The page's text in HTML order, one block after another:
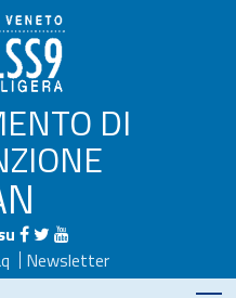
DI
Newsletter